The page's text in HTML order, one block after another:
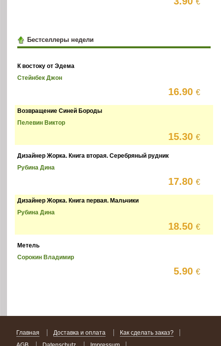
€
Бестселлеры недели
К востоку от Эдема
Стейнбек Джон
16.90€
Возвращение Синей Бороды
Пелевин Виктор
15.30€
Дизайнер Жорка. Книга вторая. Серебряный рудник
Рубина Дина
17.80€
Дизайнер Жорка. Книга первая. Мальчики
Рубина Дина
18.50€
Метель
Сорокин Владимир
5.90€
Главная Доставка и оплата
Как сделать заказ?